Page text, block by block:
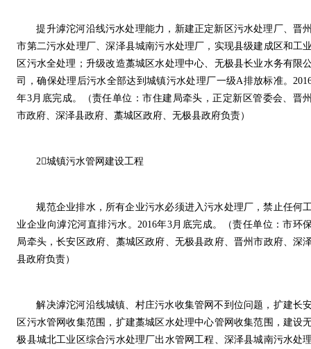
提升滹沱河沿线污水处理能力，新建正定新区污水处理厂、晋
市第二污水处理厂、深泽县城南污水处理厂，实现县级建成区和工
区污水全处理；升级改造藁城区水处理中心、无极县长业水务有限
司，确保处理后污水全部达到城镇污水处理厂一级A排放标准。
年3月底完成。（责任单位：市住建局牵头，正定新区管委会、晋
市政府、深泽县政府、藁城区政府、无极县政府负责）
2城镇污水管网建设工程
规范企业排水，所有企业污水必须进入污水处理厂，禁止任何
业企业向滹沱河直排污水。2016年3月底完成。（责任单位：市环
局牵头，长安区政府、藁城区政府、无极县政府、晋州市政府、深
县政府负责）
解决滹沱河沿线城镇、村庄污水收集管网不到位问题，扩建长
区污水管网收集范围，扩建藁城区水处理中心管网收集范围，建设
极县城北工业区综合污水处理厂出水管网工程、深泽县城南污水处